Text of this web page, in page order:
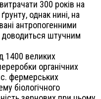
300 років на
однак нині, на
антропогенними
доводиться штучним
1400 великих
органічних
фермерських
біологічного